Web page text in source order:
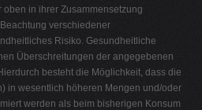
oben in ihrer Zusammensetzung
verschiedener
Risiko. Gesundheitliche
Überschreitungen der angegebenen
besteht die Möglichkeit, dass die
in wesentlich höheren Mengen und/oder
werden als beim bisherigen Konsum